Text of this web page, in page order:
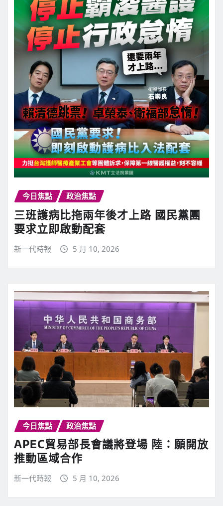
今日焦點 政治焦點
三班護病比拖兩年後才上路 國民黨團
要求立即啟動配套
新一代時報 5 月 10, 2026
今日焦點 政治焦點
APEC貿易部長會議將登場 陸：願開放
推動區域合作
新一代時報 5 月 10, 2026